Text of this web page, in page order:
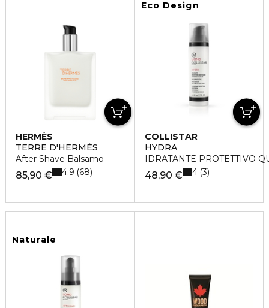
HERMÈS
TERRE D'HERMÈS
After Shave Balsamo
85,90 € 4.9 68
Eco Design
COLLISTAR
HYDRA
IDRATANTE PROTETTIVO
48,90 € 4 3
Naturale